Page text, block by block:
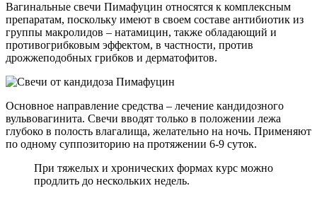
Вагинальные свечи Пимафуцин относятся к комплексным
препаратам, поскольку имеют в своем составе антибиотик из
группы макролидов – натамицин, также обладающий и
противогрибковым эффектом, в частности, против
дрожжеподобных грибков и дерматофитов.
Основное направление средства – лечение кандидозного
вульвовагинита. Свечи вводят только в положении лежа
глубоко в полость влагалища, желательно на ночь. Применяют
по одному суппозиторию на протяжении 6-9 суток.
При тяжелых и хронических формах курс можно
продлить до нескольких недель.